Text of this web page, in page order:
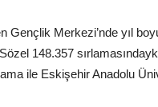
Merkezi’nde yıl
148.357
ile Eskişehir Anadolu